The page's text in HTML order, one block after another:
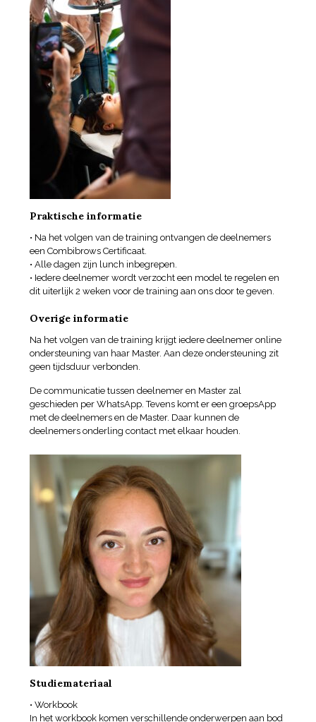
Praktische informatie
• Na het volgen van de training ontvangen de deelnemers
een Combibrows Certificaat.
• Alle dagen zijn lunch inbegrepen.
• Iedere deelnemer wordt verzocht een model te regelen en
dit uiterlijk 2 weken voor de training aan ons door te geven.
Overige informatie
Na het volgen van de training krijgt iedere deelnemer online
ondersteuning van haar Master. Aan deze ondersteuning zit
geen tijdsduur verbonden.
De communicatie tussen deelnemer en Master zal
geschieden per WhatsApp. Tevens komt er een groepsApp
met de deelnemers en de Master. Daar kunnen de
deelnemers onderling contact met elkaar houden.
Studiemateriaal
• Workbook
In het workbook komen verschillende onderwerpen aan bod